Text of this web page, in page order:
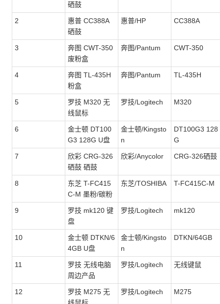
硒鼓
2
惠普 CC388A
硒鼓
惠普/HP CC388A
3
奔图 CWT-350
废粉盒
奔图/Pantum CWT-350
4
奔图 TL-435H
粉盒
奔图/Pantum TL-435H
5
罗技 M320 无
线鼠标
罗技/Logitech M320
6
金士顿 DT100
G3 128G U盘
金士顿/Kingsto
n
DT100G3 128
G
7
欣彩 CRG-326
硒鼓 硒鼓
欣彩/Anycolor CRG-326硒鼓
8
东芝 T-FC415
C-M 墨粉/碳粉
东芝/TOSHIBA T-FC415C-M
9
罗技 mk120 键
盘
罗技/Logitech mk120
10
金士顿 DTKN/6
4GB U盘
金士顿/Kingsto
n
DTKN/64GB
11
罗技 无线电脑
周边产品
罗技/Logitech 无线键鼠
12
罗技 M275 无
罗技/Logitech M275